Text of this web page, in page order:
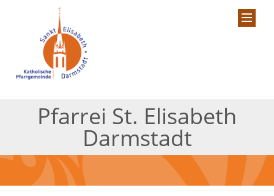
Pfarrei St. Elisabeth
Darmstadt